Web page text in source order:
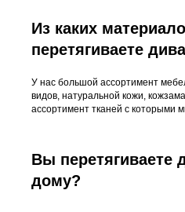
Из каких
перетягиваете
У нас большой ассортимент
видов, натуральной кожи,
ассортимент тканей с которыми
Вы перетягиваете
дому?